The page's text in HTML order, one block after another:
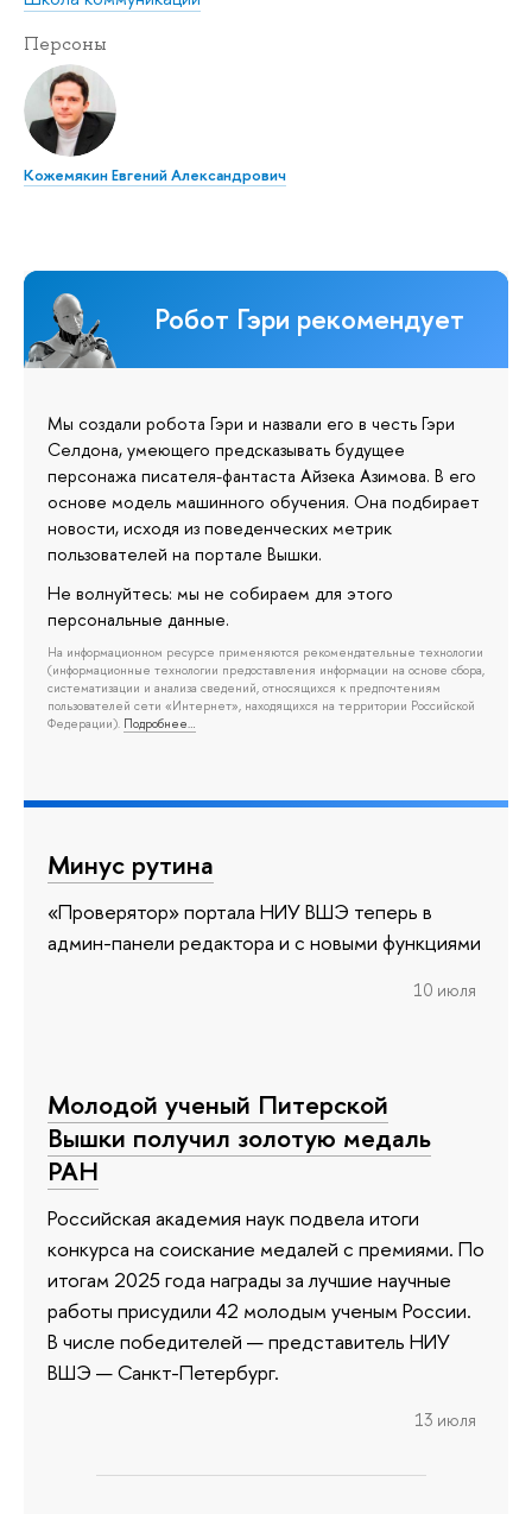
Персоны
Кожемякин Евгений Александрович
Робот Гэри рекомендует
Мы создали робота Гэри и назвали его в честь Гэри
Селдона, умеющего предсказывать будущее
персонажа писателя-фантаста Айзека Азимова. В его
основе модель машинного обучения. Она подбирает
новости, исходя из поведенческих метрик
пользователей на портале Вышки.
Не волнуйтесь: мы не собираем для этого
персональные данные.
На информационном ресурсе применяются рекомендательные технологии
(информационные технологии предоставления информации на основе сбора,
систематизации и анализа сведений, относящихся к предпочтениям
пользователей сети «Интернет», находящихся на территории Российской
Федерации). Подробнее…
Минус рутина
«Проверятор» портала НИУ ВШЭ теперь в
админ-панели редактора и с новыми функциями
10 июля
Молодой ученый Питерской
Вышки получил золотую медаль
РАН
Российская академия наук подвела итоги
конкурса на соискание медалей с премиями. По
итогам 2025 года награды за лучшие научные
работы присудили 42 молодым ученым России.
В числе победителей — представитель НИУ
ВШЭ — Санкт-Петербург.
13 июля